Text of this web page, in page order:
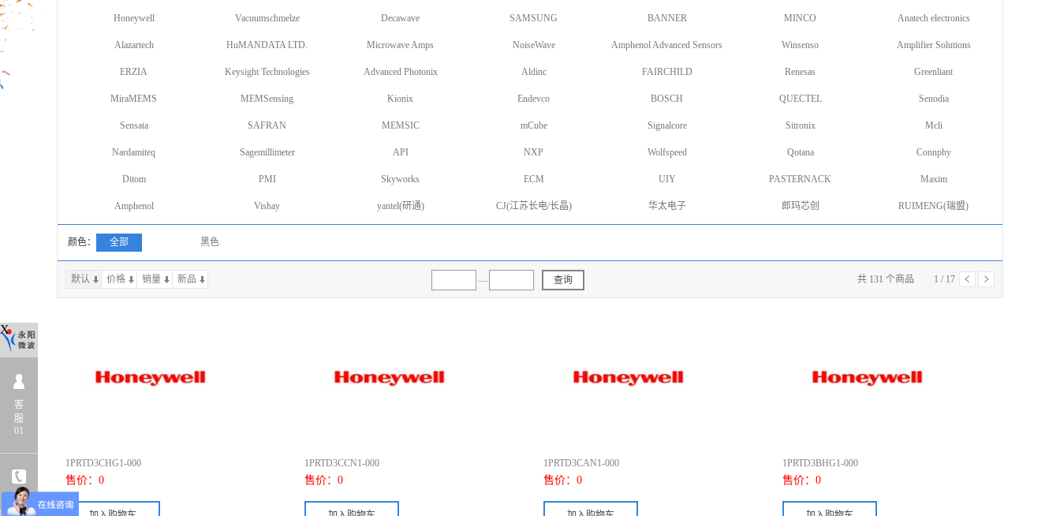
Honeywell Vacuumschmelze Decawave SAMSUNG BANNER MINCO Anatech electronics
Alazartech HuMANDATA LTD. Microwave Amps NoiseWave Amphenol Advanced Sensors Winsenso Amplifier Solutions
ERZIA Keysight Technologies Advanced Photonix Aldinc FAIRCHILD Renesas Greenliant
MiraMEMS MEMSensing Kionix Endevco BOSCH QUECTEL Senodia
Sensata SAFRAN MEMSIC mCube Signalcore Sitronix Mcli
Nardamiteq Sagemillimeter API NXP Wolfspeed Qotana Connphy
Ditom PMI Skyworks ECM UIY PASTERNACK Maxim
Amphenol Vishay yantel(研通) CJ(江苏长电/长晶) 华太电子 郎玛芯创 RUIMENG(瑞盟)
颜色： 全部 黑色
默认 价格 销量 新品 — 查询 共 131 个商品 1 / 17
上一页下一页
1PRTD3CHG1-000
售价： 0
1PRTD3CCN1-000
售价： 0
1PRTD3CAN1-000
售价： 0
1PRTD3BHG1-000
售价： 0
X
客
服
01